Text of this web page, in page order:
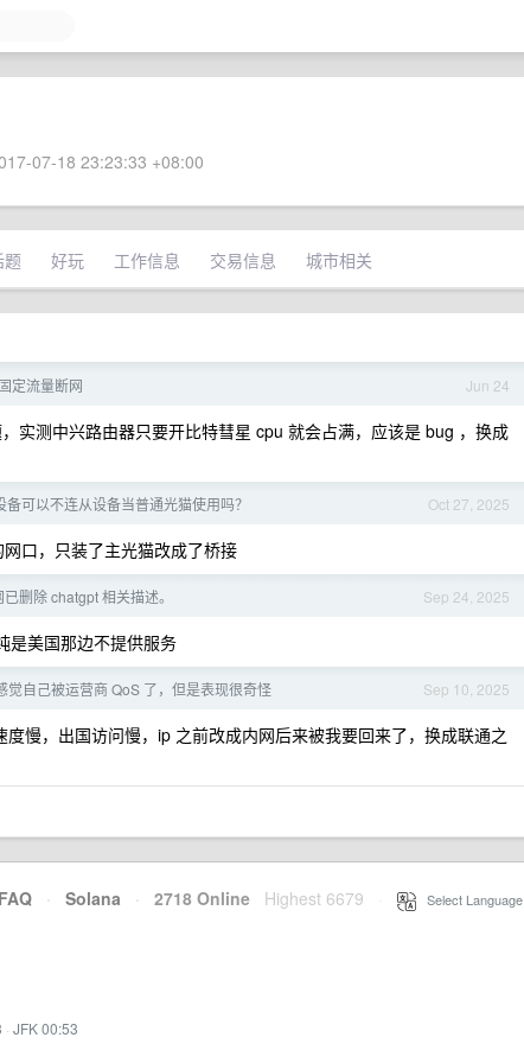
07-18 23:23:33 +08:00
题 好玩 工作信息 交易信息 城市相关
Jun 24
定流量断网
实测中兴路由器只要开比特彗星 cpu 就会占满，应该是 bug ，换成
Oct 27, 2025
备可以不连从设备当普通光猫使用吗？
口，只装了主光猫改成了桥接
Sep 24, 2025
删除 chatgpt 相关描述。
是美国那边不提供服务
Sep 10, 2025
觉自己被运营商 QoS 了，但是表现很奇怪
慢，出国访问慢，ip 之前改成内网后来被我要回来了，换成联通之
FAQ · Solana · 2718 Online Highest 6679 Select Language
· JFK 00:53